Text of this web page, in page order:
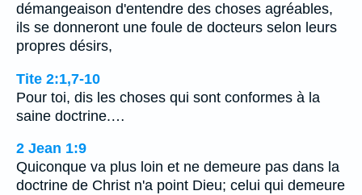
démangeaison d'entendre des choses agréables,
ils se donneront une foule de docteurs selon leurs
propres désirs,
Tite 2:1,7-10
Pour toi, dis les choses qui sont conformes à la
saine doctrine.…
2 Jean 1:9
Quiconque va plus loin et ne demeure pas dans la
doctrine de Christ n'a point Dieu; celui qui demeure